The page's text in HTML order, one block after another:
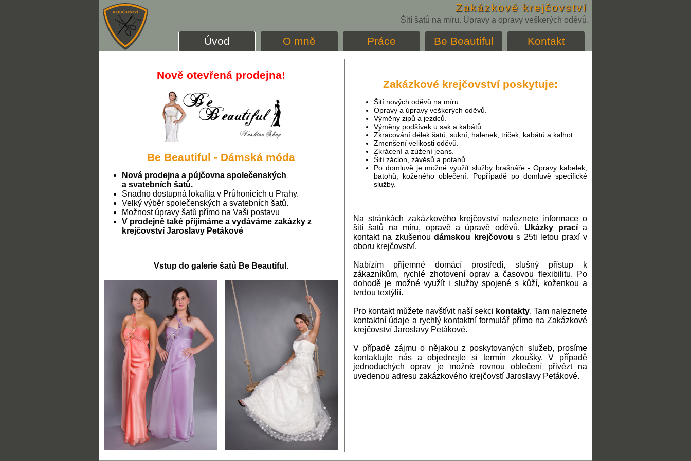
Zakázkové krejčovství
Šití šatů na míru. Úpravy a opravy veškerých oděvů.
Úvod O mně Práce Be Beautiful Kontakt
Nově otevřená prodejna!
Be Beautiful - Dámská móda
Nová prodejna a půjčovna společenských
a svatebních šatů.
Snadno dostupná lokalita v Průhonicích u Prahy.
Velký výběr společenských a svatebních šatů.
Možnost úpravy šatů přímo na Vaši postavu
V prodejně také přijímáme a vydáváme zakázky z
krejčovství Jaroslavy Petákové
Vstup do galerie šatů Be Beautiful.
Zakázkové krejčovství poskytuje:
Šití nových oděvů na míru.
Opravy a úpravy veškerých oděvů.
Výměny zipů a jezdců.
Výměny podšívek u sak a kabátů.
Zkracování délek šatů, sukní, halenek, triček, kabátů a kalhot.
Zmenšení velikosti oděvů.
Zkrácení a zúžení jeans.
Šití záclon, závěsů a potahů.
Po domluvě je možné využít služby brašnáře - Opravy kabelek,
batohů, koženého oblečení. Popřípadě po domluvě specifické
služby.
Na stránkách zakázkového krejčovství naleznete informace o
šití šatů na míru, opravě a úpravě oděvů. Ukázky pracía
kontakt na zkušenoudámskou krejčovou s 25ti letou praxí v
oboru krejčovství.
Nabízím příjemné domácí prostředí, slušný přístup k
zákazníkům, rychlé zhotovení oprav a časovou flexibilitu. Po
dohodě je možné využít i služby spojené s kůží, koženkou a
tvrdou textýlií.
Pro kontakt můžete navštívit naší sekci kontakty. Tam naleznete
kontaktní údaje a rychlý kontaktní formulář přímo na Zakázkové
krejčovství Jaroslavy Petákové.
V případě zájmu o nějakou z poskytovaných služeb, prosíme
kontaktujte nása objednejte si termín zkoušky. V případě
jednoduchých oprav je možné rovnou oblečení přivézt na
uvedenou adresu zakázkového krejčovstí Jaroslavy Petákové.